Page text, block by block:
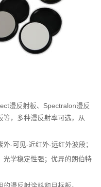
漫反射板、Spectralon漫反
，多种漫反射率可选，从
-可见-近红外-远红外波段；
光学稳定性强；优异的朗伯特